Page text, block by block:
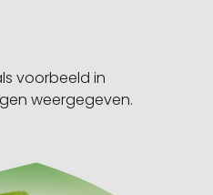
voorbeeld in
weergegeven.